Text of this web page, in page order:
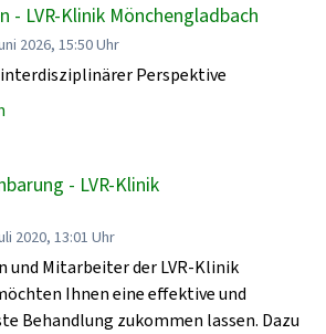
- LVR-Klinik Mönchengladbach
2026, 15:50 Uhr
Perspektive
- LVR-Klinik
2020, 13:01 Uhr
und Mitarbeiter der LVR-Klinik
Ihnen eine effektive und
Behandlung zukommen lassen. Dazu